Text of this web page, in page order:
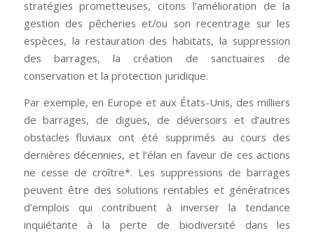
stratégies prometteuses, citons l’amélioration de la
gestion des pêcheries et/ou son recentrage sur les
espèces, la restauration des habitats, la suppression
des barrages, la création de sanctuaires de
conservation et la protection juridique.
Par exemple, en Europe et aux États-Unis, des milliers
de barrages, de digues, de déversoirs et d’autres
obstacles fluviaux ont été supprimés au cours des
dernières décennies, et l’élan en faveur de ces actions
ne cesse de croître*. Les suppressions de barrages
peuvent être des solutions rentables et génératrices
d’emplois qui contribuent à inverser la tendance
inquiétante à la perte de biodiversité dans les